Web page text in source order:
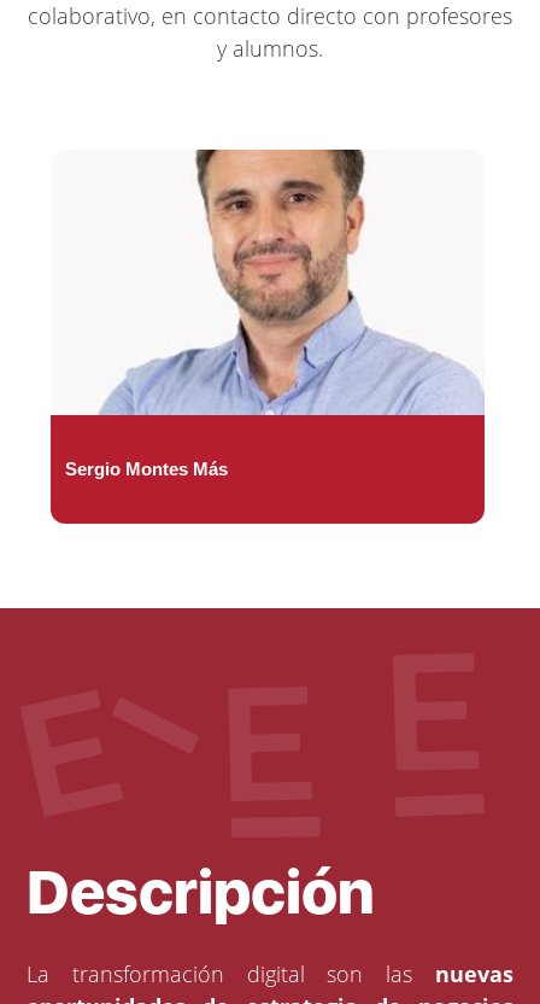
colaborativo, en contacto directo con profesores
y alumnos.
Sergio Montes Más
Descripción
La transformación digital son las nuevas